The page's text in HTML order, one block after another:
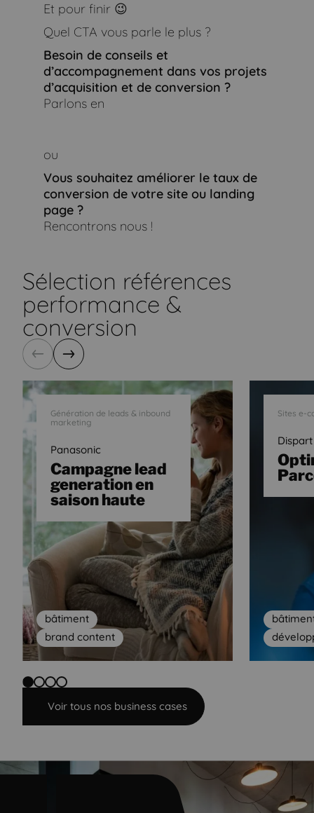
Et pour finir 😉
Quel CTA vous parle le plus ?
Besoin de conseils et
d’accompagnement dans vos projets
d’acquisition et de conversion ?
Parlons en
ou
Vous souhaitez améliorer le taux de
conversion de votre site ou landing
page ?
Rencontrons nous !
Sélection références
performance &
conversion
Précédent
Suivant
Génération de leads & inbound
marketing
Panasonic
Campagne lead
generation en
saison haute
bâtiment
brand content
Sites e-
Voir tous nos business cases